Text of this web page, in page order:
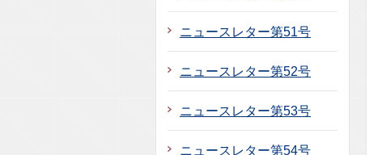
ニュースレター第51号
ニュースレター第52号
ニュースレター第53号
ニュースレター第54号